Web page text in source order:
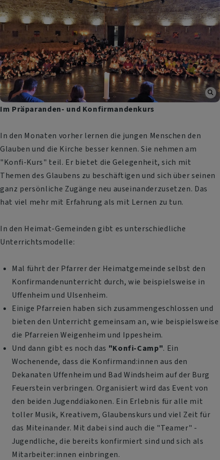
Im Präparanden- und Konfirmandenkurs
In den Monaten vorher lernen die jungen Menschen den
Glauben und die Kirche besser kennen. Sie nehmen am
"Konfi-Kurs" teil. Er bietet die Gelegenheit, sich mit
Themen des Glaubens zu beschäftigen und sich über seinen
ganz persönliche Zugänge neu auseinanderzusetzen. Das
hat viel mehr mit Erfahrung als mit Lernen zu tun.
In den Heimat-Gemeinden gibt es unterschiedliche
Unterrichtsmodelle:
Mal führt der Pfarrer der Heimatgemeinde selbst den
Konfirmandenunterricht durch, wie beispielsweise in
Uffenheim und Ulsenheim.
Einige Pfarreien haben sich zusammengeschlossen und
bieten den Unterricht gemeinsam an, wie beispielsweise
die Pfarreien Weigenheim und Ippesheim.
Und dann gibt es noch das "Konfi-Camp". Ein
Wochenende, dass die Konfirmand:innen aus den
Dekanaten Uffenheim und Bad Windsheim auf der Burg
Feuerstein verbringen. Organisiert wird das Event von
den beiden Jugenddiakonen. Ein Erlebnis für alle mit
toller Musik, Kreativem, Glaubenskurs und viel Zeit für
das Miteinander. Mit dabei sind auch die "Teamer" -
Jugendliche, die bereits konfirmiert sind und sich als
Mitarbeiter:innen einbringen.